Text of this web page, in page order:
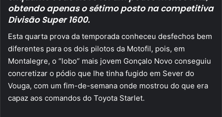
obtendo apenas o sétimo posto na competitiva
Divisão Super 1600.
Esta quarta prova da temporada conheceu desfechos bem
diferentes para os dois pilotos da Motofil, pois, em
Montalegre, o “lobo” mais jovem Gonçalo Novo conseguiu
concretizar o pódio que lhe tinha fugido em Sever do
Vouga, com um fim-de-semana onde mostrou do que era
capaz aos comandos do Toyota Starlet.